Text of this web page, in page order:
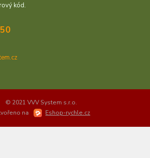
kód.
© 2021 VVV System s.r.o.
na
Eshop-rychle.cz